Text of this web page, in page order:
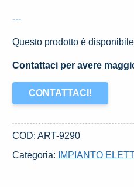
---
Questo prodotto è
Contattaci per avere
CONTATTACI!
COD:ART-9290
Categoria:
IMPIANTO